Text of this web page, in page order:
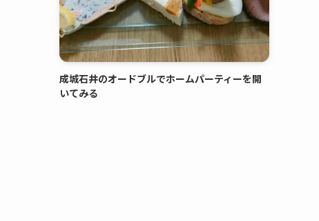
成城石井のオードブルでホームパーティーを開
いてみる